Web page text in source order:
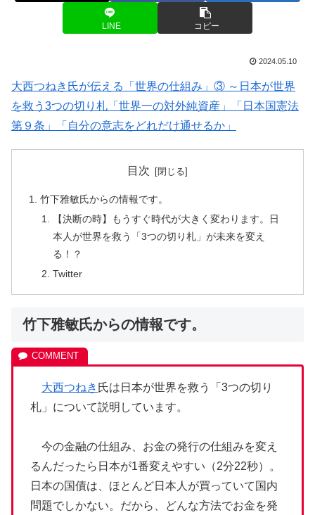
LINE コピー
2024.05.10
大西つねき氏が伝える「世界の仕組み」③ ～日本が世界
を救う3つの切り札「世界一の対外純資産」「日本国憲法
第９条」「自分の意志をどれだけ通せるか」
目次
竹下雅敏氏からの情報です。
【決断の時】もうすぐ時代が大きく変わります。日
本人が世界を救う「3つの切り札」が未来を変え
る！？
Twitter
竹下雅敏氏からの情報です。
大西つねき 氏は日本が世界を救う「3つの切り
札」について説明しています。
今の金融の仕組み、お金の発行の仕組みを変え
るんだったら日本が1番変えやすい（2分22秒）。
日本の国債は、ほとんど日本人が買っていて国内
問題でしかない。だから、どんな方法でお金を発